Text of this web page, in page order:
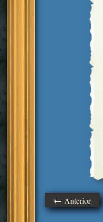
← Anterior